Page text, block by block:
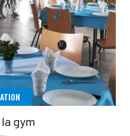
gym